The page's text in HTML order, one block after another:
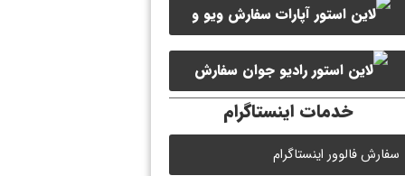
سفارش ممبر کانال سروش
سفارش ویو و
لایک ویدیو آپارات
سفارش
لایک رادیو جوان
خدمات اینستاگرام
سفارش فالوور اینستاگرام